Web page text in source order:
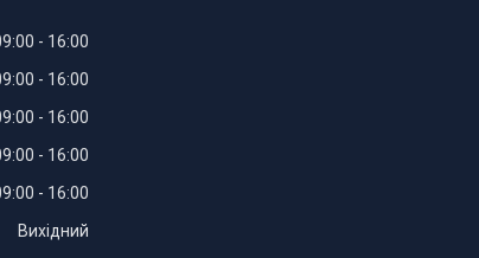
16:00
16:00
16:00
16:00
16:00
Вихідний